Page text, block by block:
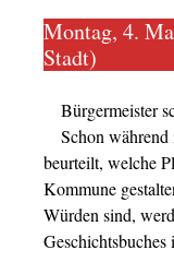
Montag, 4.
Stadt)
Bürgermeister
Schon
beurteilt, welche
Kommune
Würden sind,
Geschichtsbuches